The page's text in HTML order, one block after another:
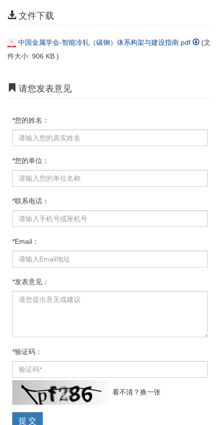
文件下载
中国金属学会-智能冷轧（碳钢）体系构架与建设指南.pdf
(文
件大小: 906 KB )
请您发表意见
*您的姓名：
*您的单位：
*联系电话：
*Email：
*发表意见：
*验证码：
看不清？换一张
提 交